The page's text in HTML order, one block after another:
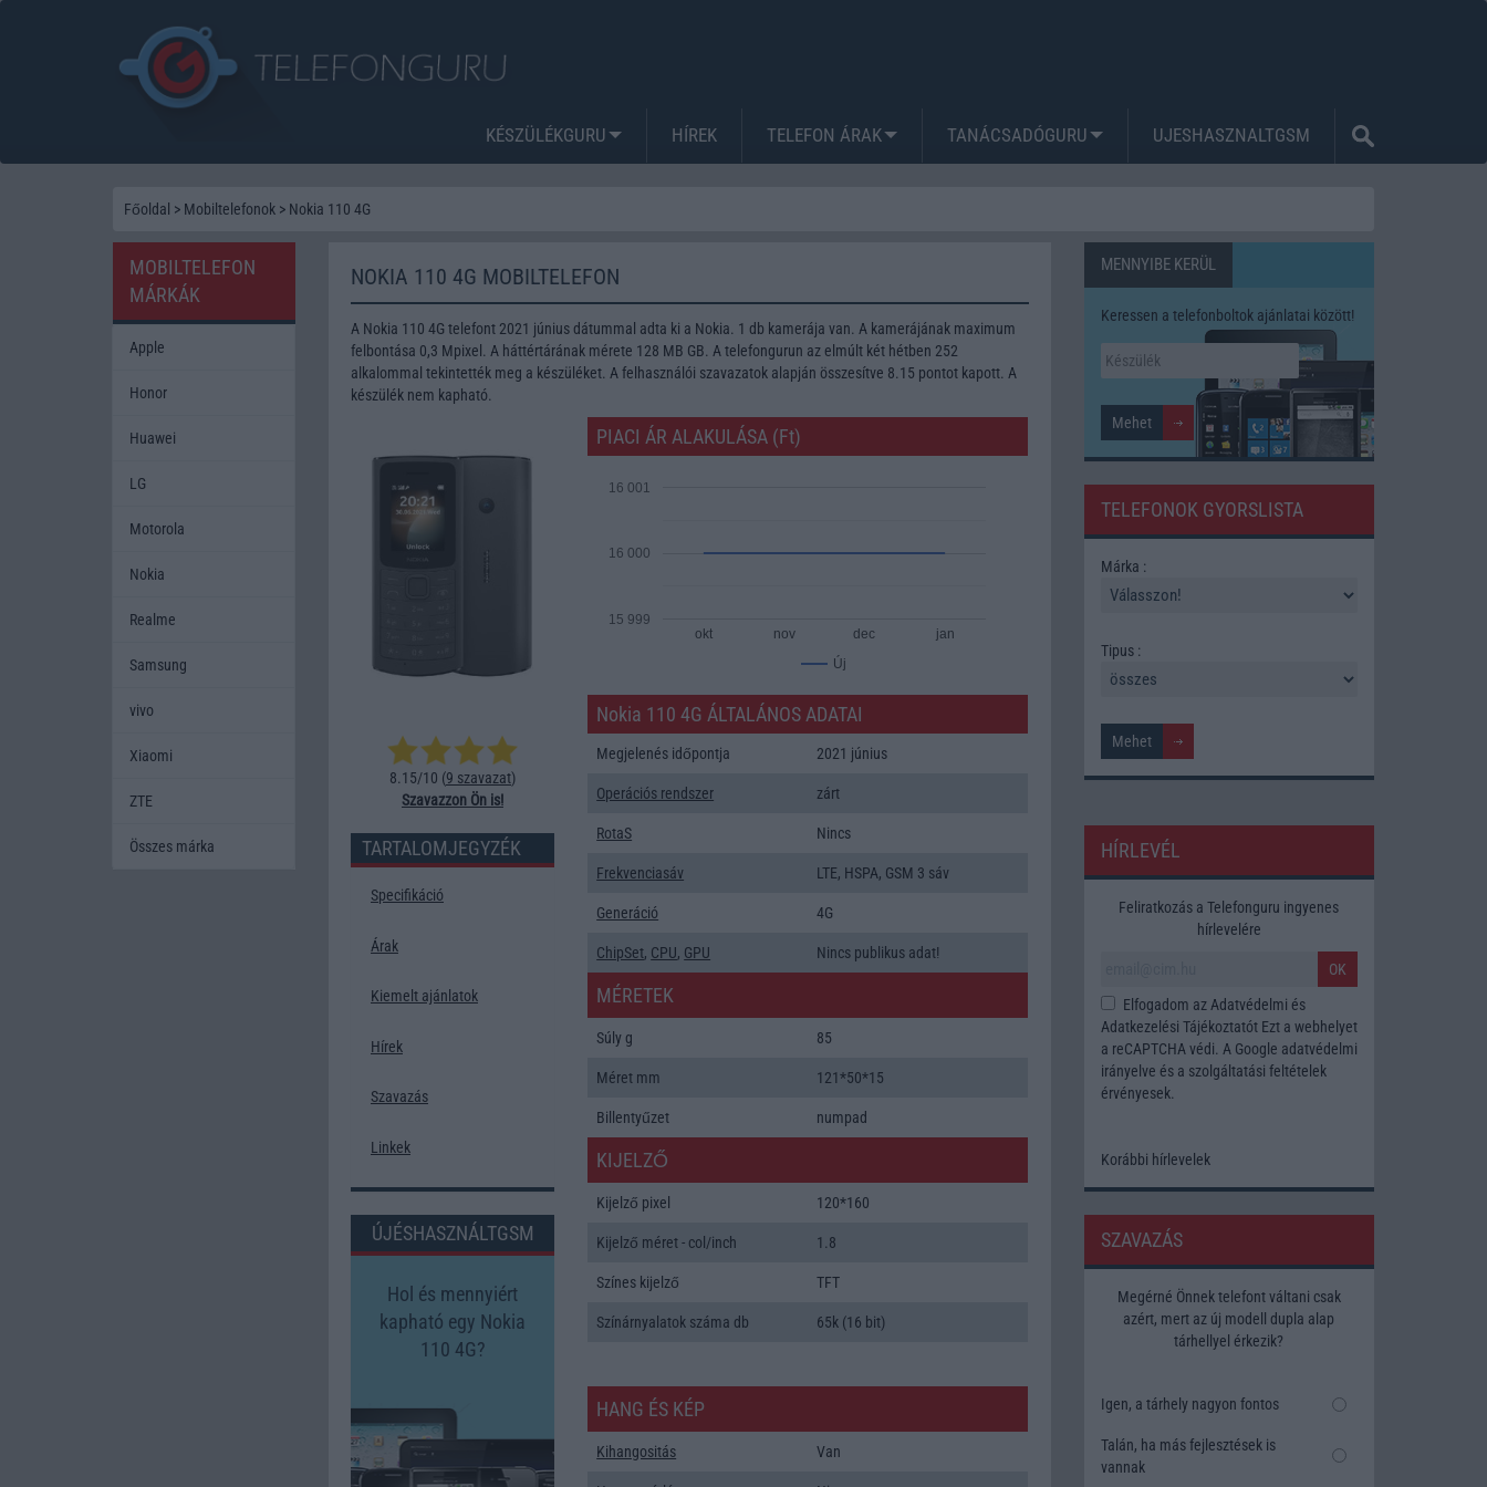
KÉSZÜLÉKGURU HÍREK TELEFON ÁRAK TANÁCSADÓGURU UJESHASZNALTGSM
Főoldal > Mobiltelefonok > Nokia 110 4G
NOKIA 110 4G MOBILTELEFON
A Nokia 110 4G telefont 2021 június dátummal adta ki a Nokia. 1 db kamerája van. A kamerájának maximum
felbontása 0,3 Mpixel. A háttértárának mérete 128 MB GB. A telefongurun az elmúlt két hétben 252
alkalommal tekintették meg a készüléket. A felhasználói szavazatok alapján összesítve 8.15 pontot kapott. A
készülék nem kapható.
8.15/10 (9 szavazat)
Szavazzon Ön is!
TARTALOMJEGYZÉK
Specifikáció
Árak
Kiemelt ajánlatok
Hírek
Szavazás
Linkek
ÚJÉSHASZNÁLTGSM
Hol és mennyiért
kapható egy Nokia
110 4G?
PIACI ÁR ALAKULÁSA (Ft)
Új
okt nov dec jan
15 999
16 000
16 001
Nokia 110 4G ÁLTALÁNOS ADATAI
Megjelenés időpontja 2021 június
Operációs rendszer zárt
RotaS Nincs
Frekvenciasáv LTE, HSPA, GSM 3 sáv
Generáció 4G
ChipSet, CPU, GPU Nincs publikus adat!
MÉRETEK
Súly g 85
Méret mm 121*50*15
Billentyűzet numpad
KIJELZŐ
Kijelző pixel 120*160
Kijelző méret - col/inch 1.8
Színes kijelző TFT
Színárnyalatok száma db 65k (16 bit)
HANG ÉS KÉP
Kihangositás Van
MENNYIBE KERÜL
Keressen a telefonboltok ajánlatai között!
TELEFONOK GYORSLISTA
Márka :
Tipus :
HÍRLEVÉL
Feliratkozás a Telefonguru ingyenes
hírlevelére
OK
Elfogadom az Adatvédelmi és
Adatkezelési TájékoztatótEzt a webhelyet
a reCAPTCHA védi. A Google adatvédelmi
irányelve és a szolgáltatási feltételek
érvényesek.
Korábbi hírlevelek
SZAVAZÁS
Megérné Önnek telefont váltani csak
azért, mert az új modell dupla alap
tárhellyel érkezik?
Igen, a tárhely nagyon fontos
Talán, ha más fejlesztések is
vannak
MOBILTELEFON
MÁRKÁK
Apple
Honor
Huawei
LG
Motorola
Nokia
Realme
Samsung
vivo
Xiaomi
ZTE
Összes márka